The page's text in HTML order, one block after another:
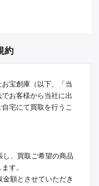
約
宝創庫（以下、「当
お客様から当社に出
宅にて買取を行うこ
、買取ご希望の商品
す。
額とさせていただき